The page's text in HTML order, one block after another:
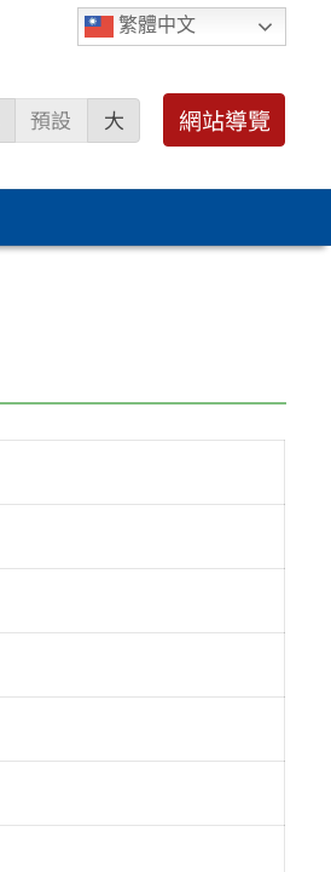
繁體中文
預設 大 網站導覽